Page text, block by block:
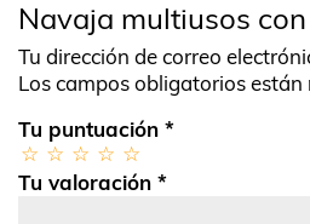
Navaja multiusos
Tu dirección de correo
Los campos obligatorios están
Tu puntuación *
Tu valoración *